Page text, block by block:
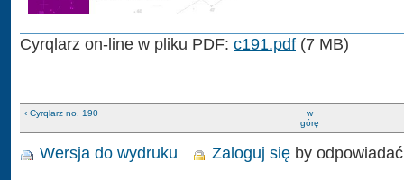
Cyrqlarz on-line w pliku PDF: c191.pdf (7 MB)
‹ Cyrqlarz no. 190
w
górę
Wersja do wydruku Zaloguj się by odpowiadać